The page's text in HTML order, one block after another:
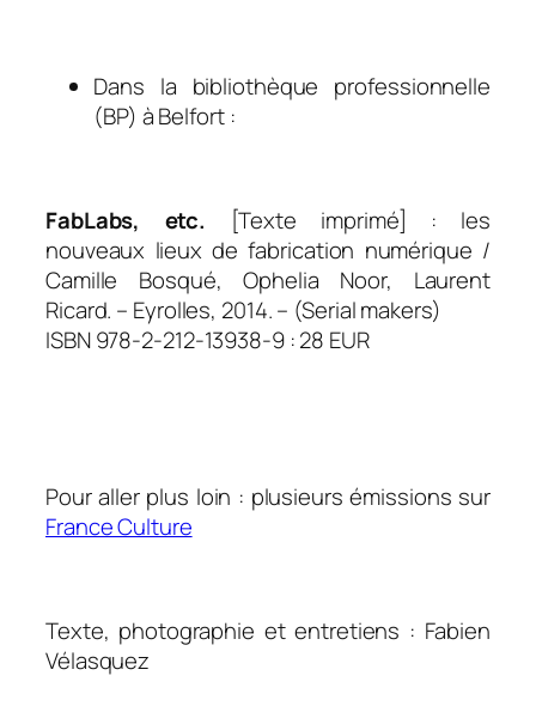
Dans la bibliothèque professionnelle
(BP) à Belfort :
FabLabs, etc.
[Texte imprimé] : les
nouveaux lieux de fabrication numérique /
Camille Bosqué, Ophelia Noor, Laurent
Ricard. – Eyrolles, 2014. – (Serial makers)
ISBN 978-2-212-13938-9 : 28 EUR
Pour aller plus loin : plusieurs émissions sur
France Culture
Texte, photographie et entretiens : Fabien
Vélasquez